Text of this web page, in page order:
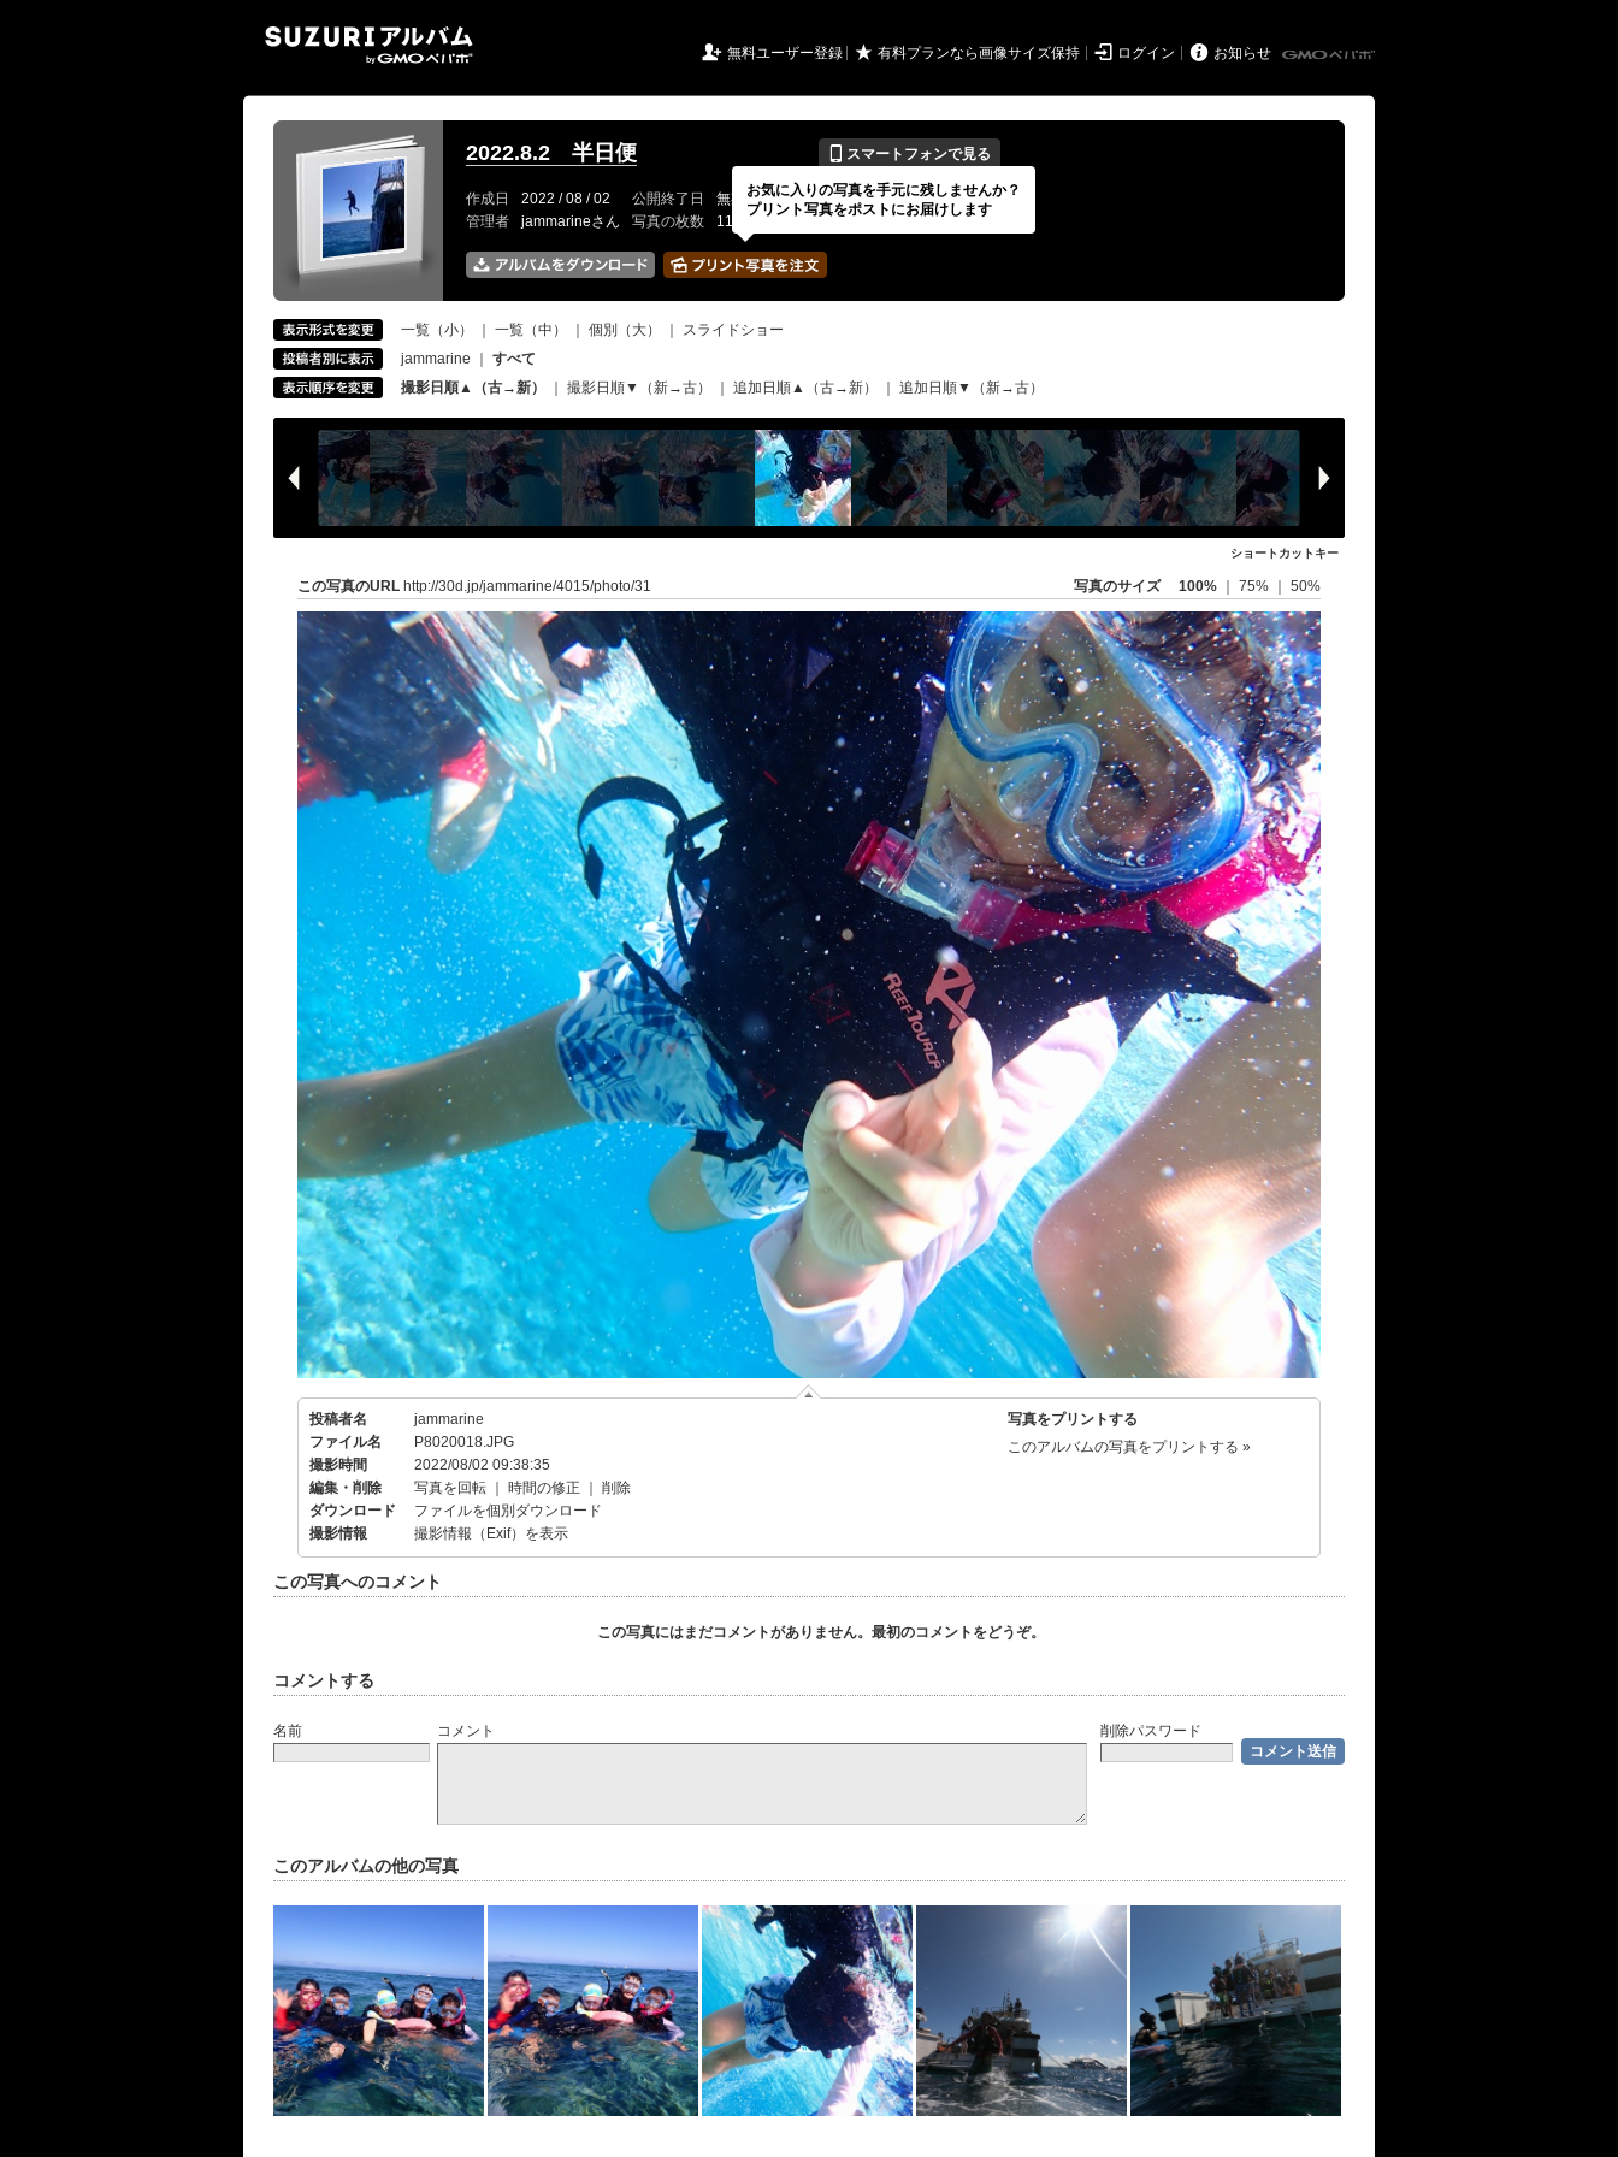
 無料ユーザー登録 ★ 有料プランなら画像サイズ保持  ログイン  お知らせ
2022.8.2 半日便 📱 スマートフォンで見る
作成日 2022 / 08 / 02 公開終了日 無期限 イベントの期間
---
管理者
jammarineさん 写真の枚数 119 / 2000枚
一覧（小） 一覧（中） 個別（大）
スライドショー
jammarine
すべて
撮影日順▲（古→新）
撮影日順▼（新→古） 追加日順▲（古→新） 追加日順▼（新→古）
ショートカットキー
この写真のURL http://30d.jp/jammarine/4015/photo/31 写真のサイズ 100% 75% 50%
投稿者名
jammarine
ファイル名
P8020018.JPG
撮影時間
2022/08/02 09:38:35
編集・削除
写真を回転 時間の修正
削除
ダウンロード
ファイルを個別ダウンロード
撮影情報
撮影情報（Exif）を表示
写真をプリントする
このアルバムの写真をプリントする »
この写真へのコメント
この写真にはまだコメントがありません。最初のコメントをどうぞ。
コメントする
名前 コメント 削除パスワード
このアルバムの他の写真
お気に入りの写真を手元に残しませんか？
プリント写真をポストにお届けします